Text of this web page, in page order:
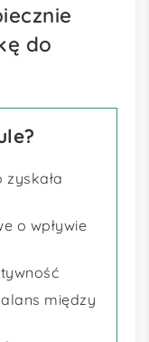
do
o wpływie
między